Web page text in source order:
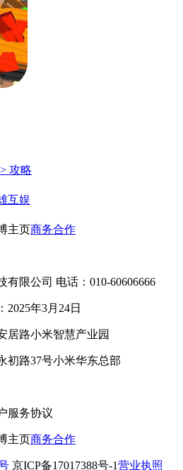
> 攻略
互娱
主页商务合作
限公司 电话：010-60606666
2025年3月24日
居路小米智慧产业园
初路37号小米华东总部
服务协议
主页商务合作
京ICP备17017388号-1营业执照